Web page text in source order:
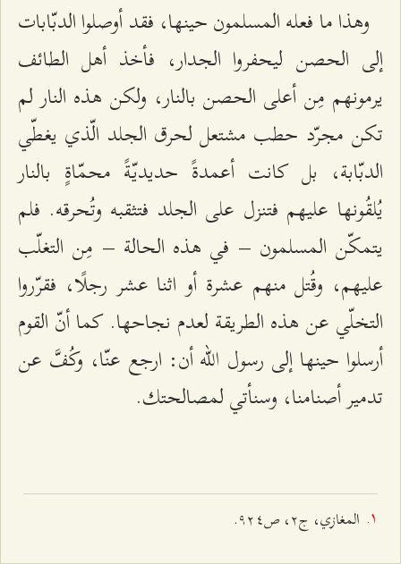
وهذا ما فعله المسلمون حينها، فقد أوصلوا الدبّابات
إلى الحصن ليحفروا الجدار، فأخذ أهل الطائف
يرمونهم مِن أعلى الحصن بالنار، ولكن هذه النار لم
تكن مجرّد حطب مشتعل لحرق الجلد الّذي يغطّي
الدبّابة، بل كانت أعمدةً حديديّةً محمّاةٍ بالنار
يُلقُونها عليهم فتنزل على الجلد فتثقبه وتُحرقه. فلم
يتمكّن المسلمون – في هذه الحالة – مِن التغلّب
عليهم، وقُتل منهم عشرة أو اثنا عشر رجلًا، فقرّروا
التخلّي عن هذه الطريقة لعدم نجاحها. كما أنّ القوم
أرسلوا حينها إلى رسول الله أن: ارجع عنّا، وكُفَّ عن
تدمير أصنامنا، وسنأتي لمصالحتك.
المغازي، ج٢، ص٩٢٤.